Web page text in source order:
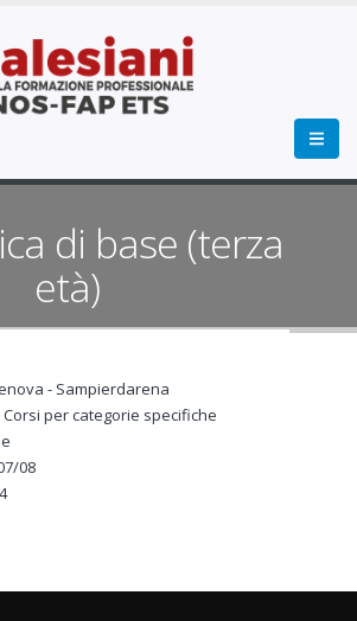
di base (terza
età)
- Sampierdarena
Corsi per categorie specifiche
08